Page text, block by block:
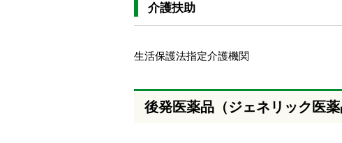
介護扶助
生活保護法指定介護機関
後発医薬品（ジェネリック医